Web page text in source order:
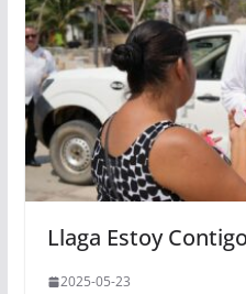
Llaga Estoy
2025-05-23